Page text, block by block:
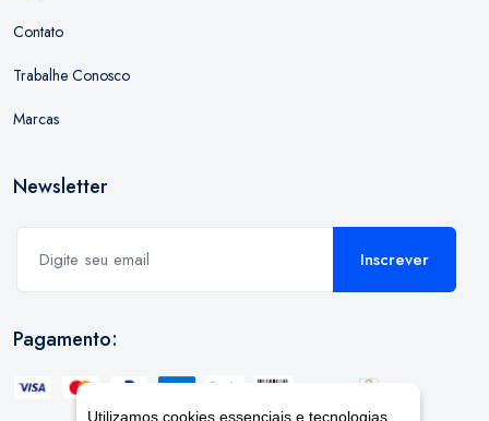
Contato
Trabalhe Conosco
Marcas
Newsletter
Inscrever
Pagamento:
Utilizamos cookies essenciais e tecnologias